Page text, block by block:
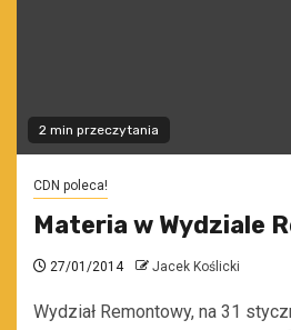
2 min przeczytania
CDN poleca!
Materia w Wydziale
27/01/2014 Jacek Koślicki
Wydział Remontowy, na 31